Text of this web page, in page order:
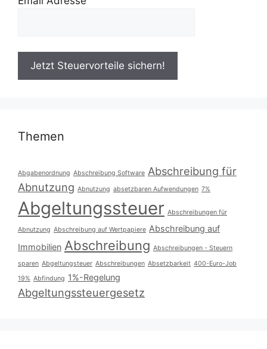
Themen
Abgabenordnung Abschreibung Software Abschreibung für
Abnutzung Abnutzung absetzbaren Aufwendungen 7%
Abgeltungssteuer Abschreibungen für
Abnutzung Abschreibung auf Wertpapiere Abschreibung auf
Immobilien Abschreibung Abschreibungen - Steuern
sparen Abgeltungsteuer Abschreibungen Absetzbarkeit 400-Euro-Job
19% Abfindung 1%-Regelung
Abgeltungssteuergesetz